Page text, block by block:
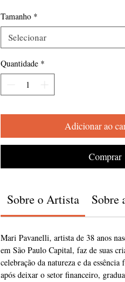
Tamanho *
Selecionar
Quantidade *
Adicionar ao
Comprar
Sobre o Artista Sobre
Mari Pavanelli, artista de 38 anos
em São Paulo Capital, faz de suas
celebração da natureza e da
após deixar o setor financeiro,